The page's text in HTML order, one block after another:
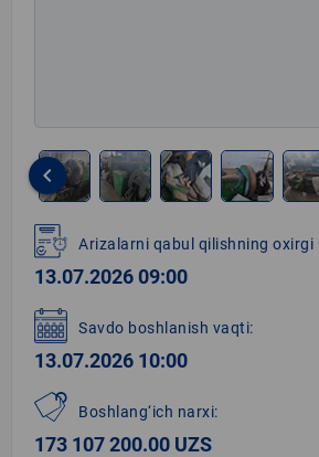
1
of
7
keyboard_arrow_left
Arizalarni qabul qilishning oxirgi
13.07.2026 09:00
Savdo boshlanish vaqti:
13.07.2026 10:00
Boshlang‘ich narxi:
173 107 200.00 UZS